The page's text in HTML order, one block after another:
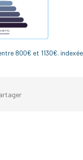
800€ et 1130€.